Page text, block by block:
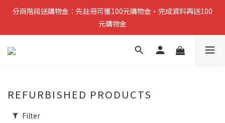
分兩階段送購物金：先註冊可獲100元購物金，完成資料再送100
元購物金
分兩階段送購物金：先註冊可獲100元購物金，完成資料再送100
元購物金
小提醒：先完成註冊即可領取第一筆購物金，稍後再補齊資料可再
分兩階段送購物金：先註冊可獲100元購物金，完成資料再送100
REFURBISHED PRODUCTS
Filter